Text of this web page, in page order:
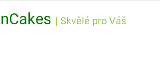
| Skvělé pro Váš